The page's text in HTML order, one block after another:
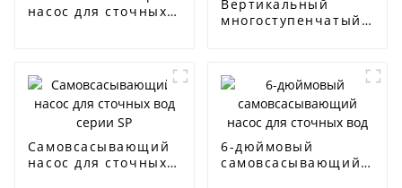
насос для сточных
Вертикальный
многоступенчатый
Самовсасывающий
насос для сточных
6-дюймовый
самовсасывающий